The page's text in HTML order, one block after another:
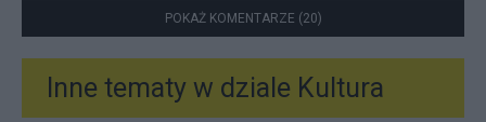
POKAŻ KOMENTARZE (20)
Inne tematy w dziale Kultura